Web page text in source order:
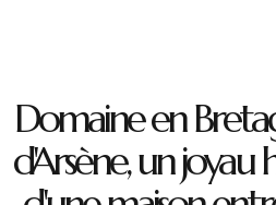
Domaine en
d'Arsène, un joyau